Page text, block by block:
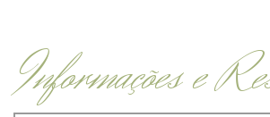
Informações e